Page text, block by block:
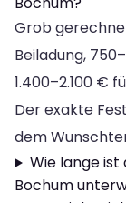
Grob
Beiladung,
1.400–2.100 €
Der exakte
dem
Wie lange
Bochum